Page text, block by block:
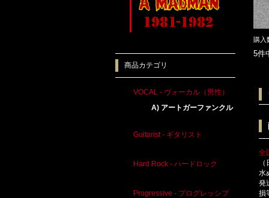
購入
5件
全
水
発
損
商品カテゴリ
VOCAL - ヴォーカル（男性）
A) アートガーファンクル
Guitarist - ギタリスト
Hard Rock - ハードロック
Progressive - プログレッシブ